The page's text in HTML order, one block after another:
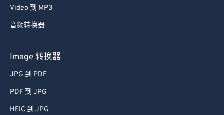
Video 到 MP3
音频转换器
Image 转换器
JPG 到 PDF
PDF 到 JPG
HEIC 到 JPG